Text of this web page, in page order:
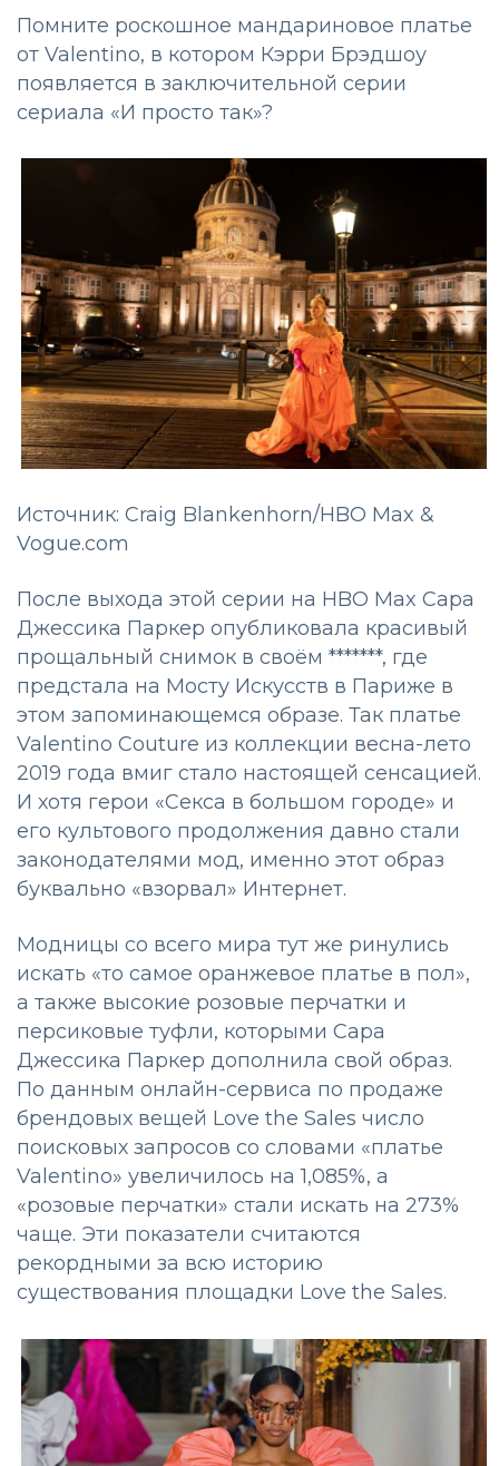
Помните роскошное мандариновое платье
от Valentino, в котором Кэрри Брэдшоу
появляется в заключительной серии
сериала «И просто так»?
Источник: Craig Blankenhorn/HBO Max &
Vogue.com
После выхода этой серии на HBO Max Сара
Джессика Паркер опубликовала красивый
прощальный снимок в своём *******, где
предстала на Мосту Искусств в Париже в
этом запоминающемся образе. Так платье
Valentino Couture из коллекции весна-лето
2019 года вмиг стало настоящей сенсацией.
И хотя герои «Секса в большом городе» и
его культового продолжения давно стали
законодателями мод, именно этот образ
буквально «взорвал» Интернет.
Модницы со всего мира тут же ринулись
искать «то самое оранжевое платье в пол»,
а также высокие розовые перчатки и
персиковые туфли, которыми Сара
Джессика Паркер дополнила свой образ.
По данным онлайн-сервиса по продаже
брендовых вещей Love the Sales число
поисковых запросов со словами «платье
Valentino» увеличилось на 1,085%, а
«розовые перчатки» стали искать на 273%
чаще. Эти показатели считаются
рекордными за всю историю
существования площадки Love the Sales.